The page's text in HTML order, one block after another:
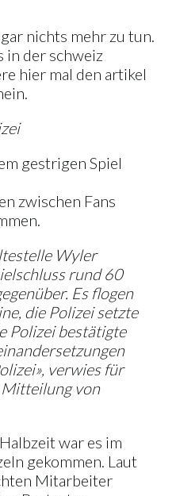
nichts mehr zu tun.
in der schweiz
hier mal den artikel
gestrigen Spiel
zwischen Fans
Wyler
rund 60
Es flogen
die Polizei setzte
Polizei bestätigte
verwies für
von
war es im
gekommen. Laut
Mitarbeiter